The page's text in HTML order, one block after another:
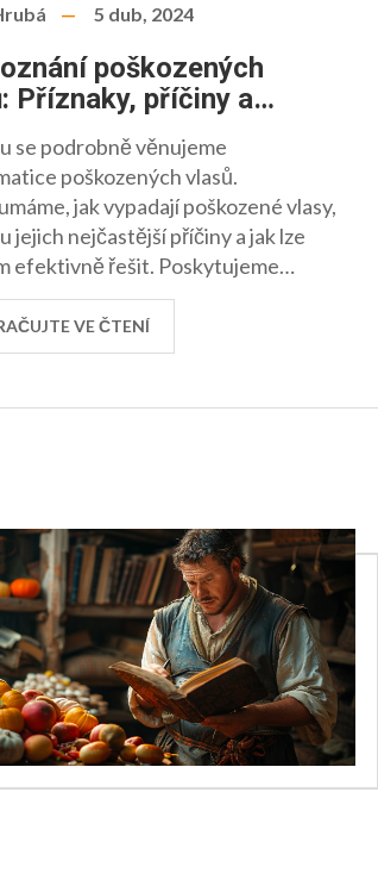
5 dub, 2024
poškozených
Příznaky, příčiny a
se podrobně věnujeme
poškozených vlasů.
jak vypadají poškozené vlasy,
jejich nejčastější příčiny a jak lze
efektivně řešit. Poskytujeme
tipy na prevenci i obnovu zdraví
se dozvíte o významu vhodné
a výběru správných vlasových
a je psán srozumitelným a
VE ČTENÍ